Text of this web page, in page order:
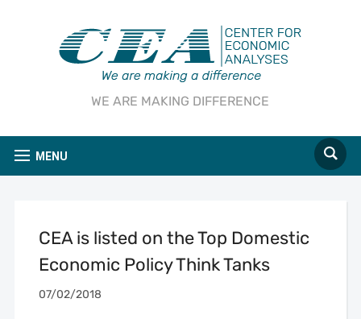
WE ARE MAKING DIFFERENCE
MENU
CEA is listed on the Top Domestic
Economic Policy Think Tanks
07/02/2018